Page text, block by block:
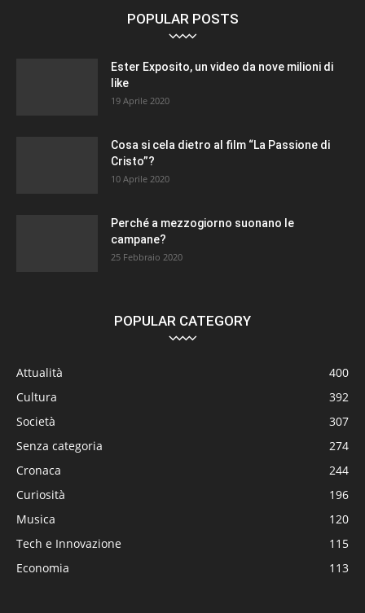
POPULAR POSTS
Ester Exposito, un video da nove milioni di
like
19 Aprile 2020
Cosa si cela dietro al film “La Passione di
Cristo”?
10 Aprile 2020
Perché a mezzogiorno suonano le
campane?
25 Febbraio 2020
POPULAR CATEGORY
Attualità
400
Cultura
392
Società
307
Senza categoria
274
Cronaca
244
Curiosità
196
Musica
120
Tech e Innovazione
115
Economia
113